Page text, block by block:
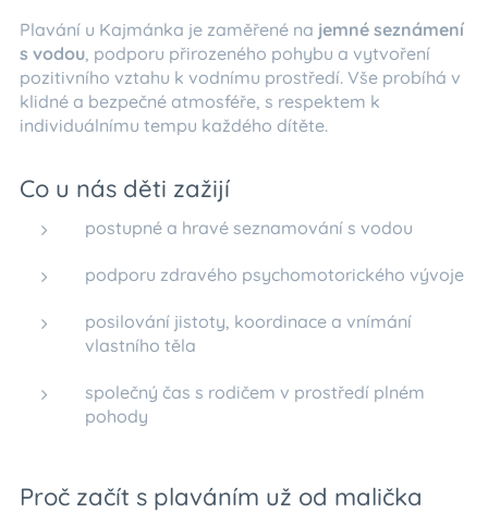
Plavání u Kajmánka je zaměřené na jemné seznámení
s vodou , podporu přirozeného pohybu a vytvoření
pozitivního vztahu k vodnímu prostředí. Vše probíhá v
klidné a bezpečné atmosféře, s respektem k
individuálnímu tempu každého dítěte.
Co u nás děti zažijí
postupné a hravé seznamování s vodou
podporu zdravého psychomotorického vývoje
posilování jistoty, koordinace a vnímání
vlastního těla
společný čas s rodičem v prostředí plném
pohody
Proč začít s plaváním už od malička